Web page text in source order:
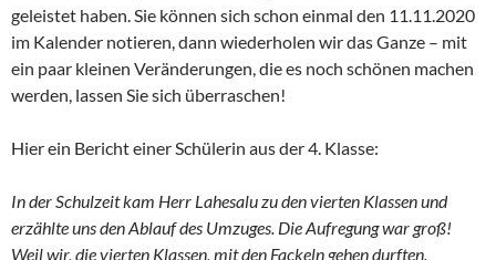
geleistet haben. Sie können sich schon einmal den 11.11.2020
im Kalender notieren, dann wiederholen wir das Ganze – mit
ein paar kleinen Veränderungen, die es noch schönen machen
werden, lassen Sie sich überraschen!
Hier ein Bericht einer Schülerin aus der 4. Klasse:
In der Schulzeit kam Herr Lahesalu zu den vierten Klassen und
erzählte uns den Ablauf des Umzuges. Die Aufregung war groß!
Weil wir, die vierten Klassen, mit den Fackeln gehen durften.